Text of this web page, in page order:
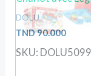
DOLU
TND90.000
SKU: DOLU5099